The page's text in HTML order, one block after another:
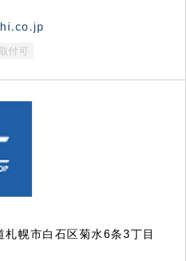
付可
幌市白石区菊水6条3丁目